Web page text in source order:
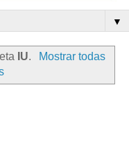
▼
IU.
Mostrar todas